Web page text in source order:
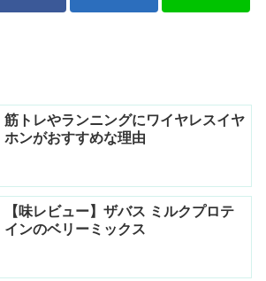
筋トレやランニングにワイヤレスイヤ
ホンがおすすめな理由
【味レビュー】ザバス ミルクプロテ
インのベリーミックス